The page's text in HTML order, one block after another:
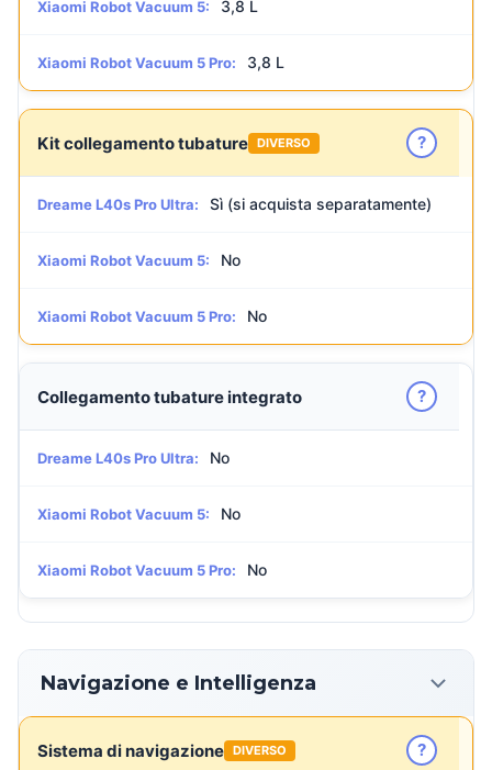
Xiaomi Robot Vacuum 5: 3,8 L
Xiaomi Robot Vacuum 5 Pro: 3,8 L
Kit collegamento tubature DIVERSO ?
Dreame L40s Pro Ultra: Sì (si acquista separatamente)
Xiaomi Robot Vacuum 5: No
Xiaomi Robot Vacuum 5 Pro: No
Collegamento tubature integrato ?
Dreame L40s Pro Ultra: No
Xiaomi Robot Vacuum 5: No
Xiaomi Robot Vacuum 5 Pro: No
Navigazione e Intelligenza
Sistema di navigazione DIVERSO ?